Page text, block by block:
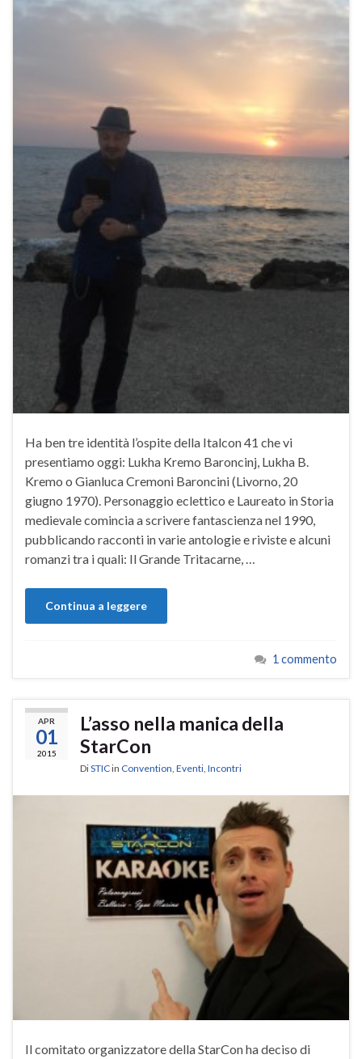
Ha ben tre identità l’ospite della Italcon 41 che vi
presentiamo oggi: Lukha Kremo Baroncinj, Lukha B.
Kremo o Gianluca Cremoni Baroncini (Livorno, 20
giugno 1970). Personaggio eclettico e Laureato in Storia
medievale comincia a scrivere fantascienza nel 1990,
pubblicando racconti in varie antologie e riviste e alcuni
romanzi tra i quali: Il Grande Tritacarne, …
Continua a leggere
1 commento
APR
01
2015
L’asso nella manica della
StarCon
DiSTICin Convention, Eventi, Incontri
Il comitato organizzatore della StarCon ha deciso di